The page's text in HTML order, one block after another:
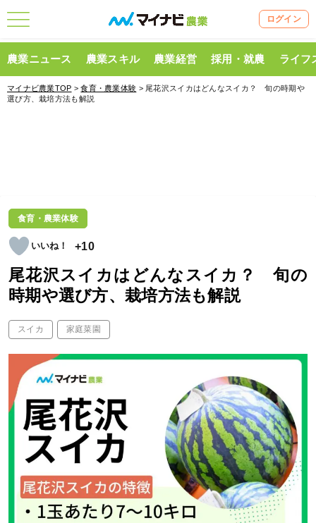
ログイン
農業ニュース 農業スキル 農業経営 採用・就農 ライフ
マイナビ農業TOP >食育・農業体験 > 尾花沢スイカはどんなスイカ？ 旬の時期や
選び方、栽培方法も解説
食育・農業体験
+10
尾花沢スイカはどんなスイカ？ 旬の
時期や選び方、栽培方法も解説
スイカ 家庭菜園